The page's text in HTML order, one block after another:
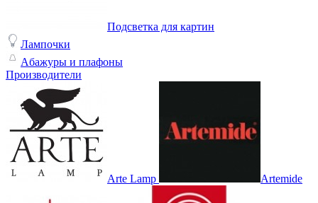
Подсветка для картин
Лампочки
Абажуры и плафоны
Производители
Arte Lamp Artemide